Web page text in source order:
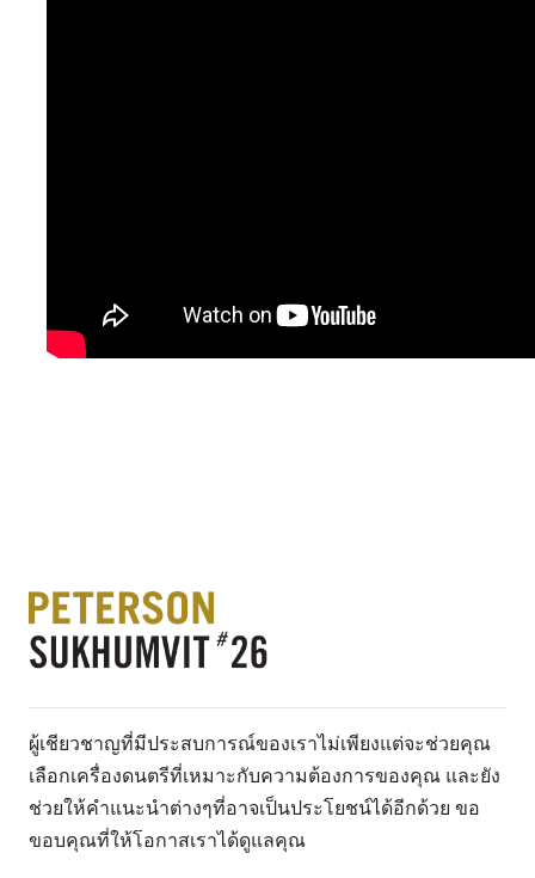
ผู้เชียวชาญที่มีประสบการณ์ของเราไม่เพียงแต่จะช่วยคุณ
เลือกเครื่องดนตรีที่เหมาะกับความต้องการของคุณ และยัง
ช่วยให้คำแนะนำต่างๆที่อาจเป็นประโยชน์ได้อีกด้วย ขอ
ขอบคุณที่ให้โอกาสเราได้ดูแลคุณ